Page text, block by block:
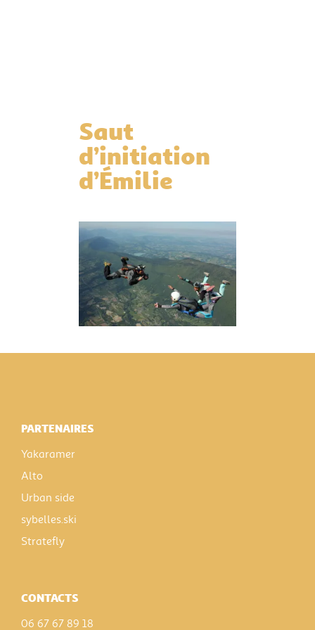
Saut
d’initiation
d’Émilie
PARTENAIRES
Yakaramer
Alto
Urban side
sybelles.ski
Stratefly
CONTACTS
06 67 67 89 18